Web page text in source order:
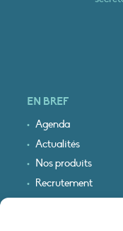
EN BREF
Agenda
Actualités
Nos produits
Recrutement